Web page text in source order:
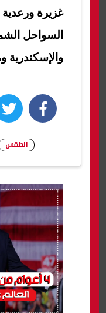
غزيرة ورعدية
السواحل
والإسكندرية
facebook
الطقس